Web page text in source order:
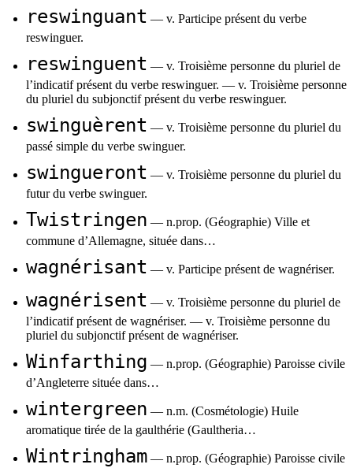
reswinguant — v. Participe présent du verbe
reswinguer.
reswinguent — v. Troisième personne du pluriel de
l’indicatif présent du verbe reswinguer. — v. Troisième personne
du pluriel du subjonctif présent du verbe reswinguer.
swinguèrent — v. Troisième personne du pluriel du
passé simple du verbe swinguer.
swingueront — v. Troisième personne du pluriel du
futur du verbe swinguer.
Twistringen — n.prop. (Géographie) Ville et
commune d’Allemagne, située dans…
wagnérisant — v. Participe présent de wagnériser.
wagnérisent — v. Troisième personne du pluriel de
l’indicatif présent de wagnériser. — v. Troisième personne du
pluriel du subjonctif présent de wagnériser.
Winfarthing — n.prop. (Géographie) Paroisse civile
d’Angleterre située dans…
wintergreen — n.m. (Cosmétologie) Huile
aromatique tirée de la gaulthérie (Gaultheria…
Wintringham — n.prop. (Géographie) Paroisse civile